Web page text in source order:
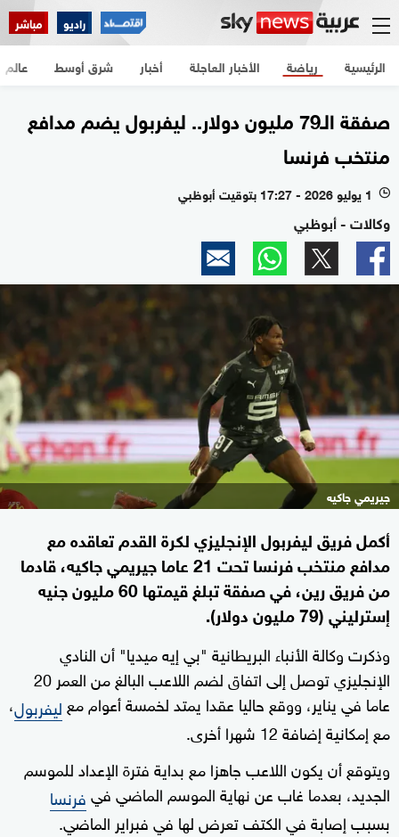
راديو مباشر
الرئيسية الأخبار العاجلة أخبار شرق أوسط عالم رياضة
صفقة الـ79 مليون دولار.. ليفربول يضم مدافع
منتخب فرنسا
l 1 يوليو 2026 - 17:27 بتوقيت أبوظبي
وكالات - أبوظبي
جيريمي جاكيه
أكمل فريق ليفربول الإنجليزي لكرة القدم تعاقده مع
مدافع منتخب فرنسا تحت 21 عاما جيريمي جاكيه، قادما
من فريق رين، في صفقة تبلغ قيمتها 60 مليون جنيه
إسترليني (79 مليون دولار).
وذكرت وكالة الأنباء البريطانية "بي إيه ميديا" أن النادي
الإنجليزي توصل إلى اتفاق لضم اللاعب البالغ من العمر 20
عاما في يناير، ووقع حاليا عقدا يمتد لخمسة أعوام مع ليفربول،
مع إمكانية إضافة 12 شهرا أخرى.
ويتوقع أن يكون اللاعب جاهزا مع بداية فترة الإعداد للموسم
الجديد، بعدما غاب عن نهاية الموسم الماضي فيفرنسا
بسبب إصابة في الكتف تعرض لها في فبراير الماضي.